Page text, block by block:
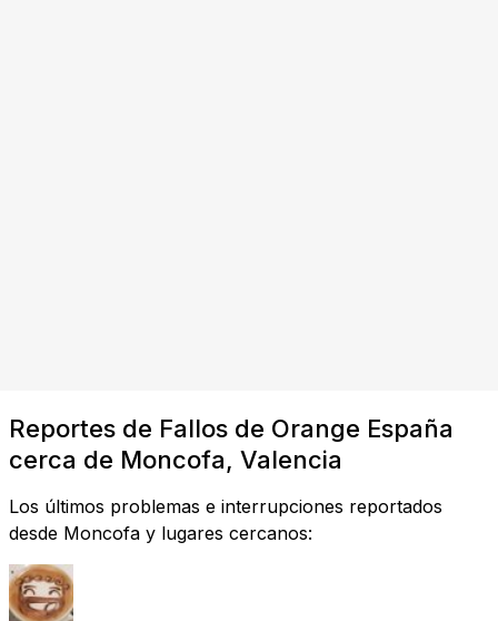
Reportes de Fallos de Orange España
cerca de Moncofa, Valencia
Los últimos problemas e interrupciones reportados
desde Moncofa y lugares cercanos: